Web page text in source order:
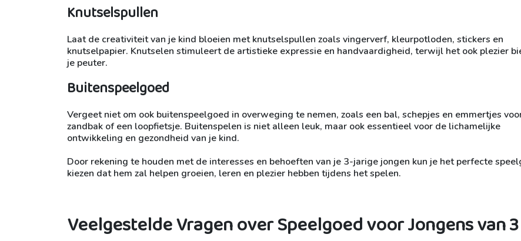
Knutselspullen
Laat de creativiteit van je kind bloeien met knutselspullen zoals vingerverf, kleurpotloden, stickers en
knutselpapier. Knutselen stimuleert de artistieke expressie en handvaardigheid, terwijl het ook plezier
je peuter.
Buitenspeelgoed
Vergeet niet om ook buitenspeelgoed in overweging te nemen, zoals een bal, schepjes en emmertjes
zandbak of een loopfietsje. Buitenspelen is niet alleen leuk, maar ook essentieel voor de lichamelijke
ontwikkeling en gezondheid van je kind.
Door rekening te houden met de interesses en behoeften van je 3-jarige jongen kun je het perfecte
kiezen dat hem zal helpen groeien, leren en plezier hebben tijdens het spelen.
Veelgestelde Vragen over Speelgoed voor Jongens van